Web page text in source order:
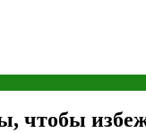
чтобы